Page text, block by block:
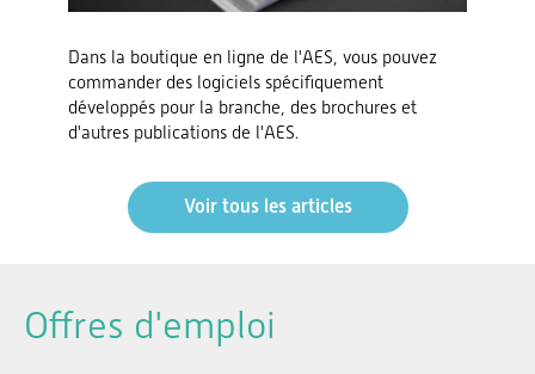
Dans la boutique en ligne de l'AES, vous pouvez
commander des logiciels spécifiquement
développés pour la branche, des brochures et
d'autres publications de l'AES.
Voir tous les articles
Offres d'emploi